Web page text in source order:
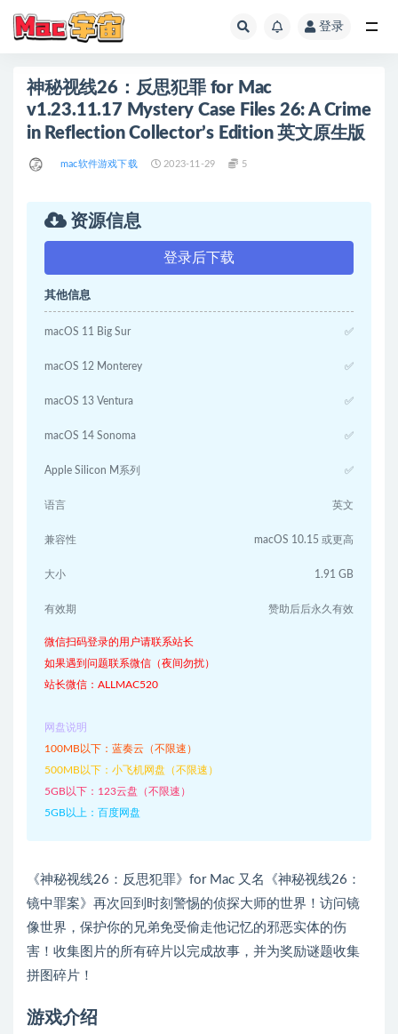
登录
神秘视线26：反思犯罪 for Mac
v1.23.11.17 Mystery Case Files 26: A Crime
in Reflection Collector’s Edition 英文原生版
mac软件游戏下载 2023-11-29 5
资源信息
登录后下载
其他信息
macOS 11 Big Sur ✅
macOS 12 Monterey ✅
macOS 13 Ventura ✅
macOS 14 Sonoma ✅
Apple Silicon M系列 ✅
语言 英文
兼容性 macOS 10.15 或更高
大小 1.91 GB
有效期 赞助后后永久有效
微信扫码登录的用户请联系站长
如果遇到问题联系微信（夜间勿扰）
站长微信：ALLMAC520
网盘说明
100MB以下：蓝奏云（不限速）
500MB以下：小飞机网盘（不限速）
5GB以下：123云盘（不限速）
5GB以上：百度网盘
《神秘视线26：反思犯罪》for Mac 又名《神秘视线26：
镜中罪案》再次回到时刻警惕的侦探大师的世界！访问镜
像世界，保护你的兄弟免受偷走他记忆的邪恶实体的伤
害！收集图片的所有碎片以完成故事，并为奖励谜题收集
拼图碎片！
游戏介绍